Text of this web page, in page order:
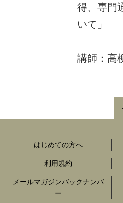
得、専門
いて」
講師：
はじめての方へ
利用規約
メールマガジンバックナンバ
ー